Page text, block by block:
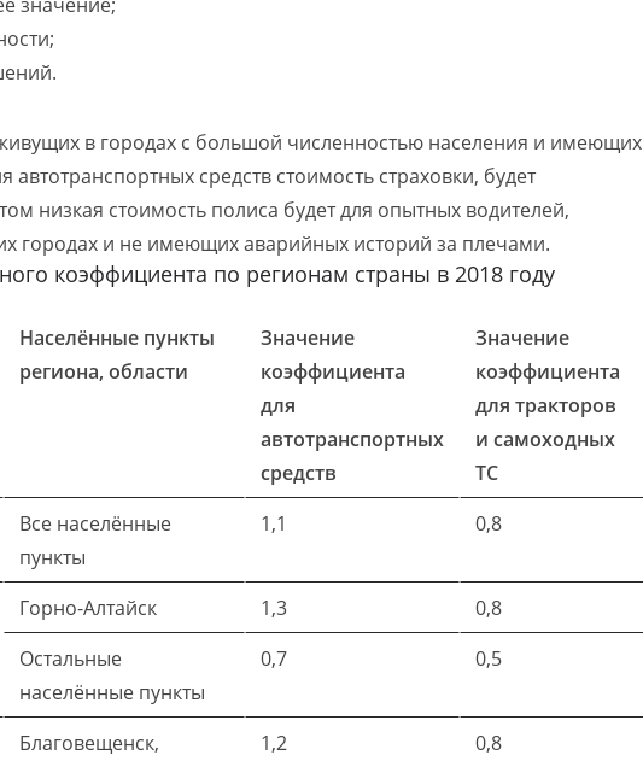
в городах с большой численностью населения и имеющих
средств стоимость страховки, будет
низкая стоимость полиса будет для опытных водителей,
городах и не имеющих аварийных историй за плечами.
коэффициента по регионам страны в 2018 году
Населённые пункты
региона, области
Значение
коэффициента
для
автотранспортных
средств
Значение
коэффициента
для тракторов
и самоходных
ТС
Все населённые
пункты
1,1 0,8
Горно-Алтайск 1,3
0,8
Остальные
населённые пункты
0,7 0,5
Благовещенск,
1,2 0,8